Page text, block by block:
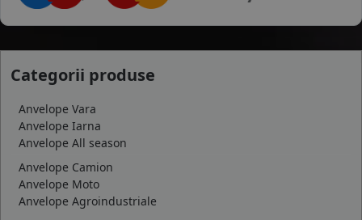
Categorii produse
Anvelope Vara
Anvelope Iarna
Anvelope All season
Anvelope Camion
Anvelope Moto
Anvelope Agroindustriale